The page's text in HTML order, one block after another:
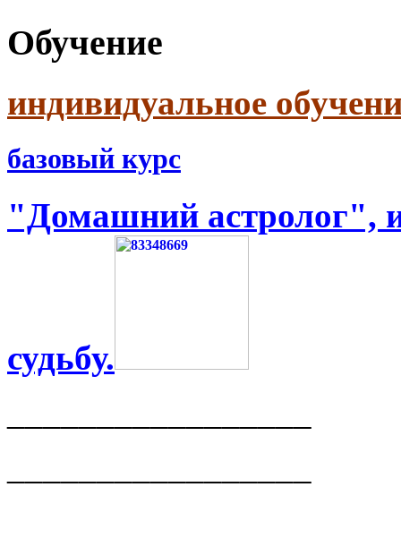
Обучение
индивидуальное
базовый курс
"Домашний астролог",
судьбу.